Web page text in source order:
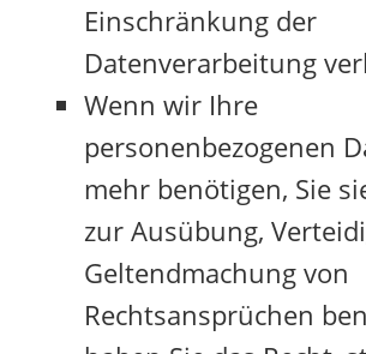
Einschränkung der
Datenverarbeitung
Wenn wir Ihre
personenbezogenen
mehr benötigen, Sie
zur Ausübung,
Geltendmachung von
Rechtsansprüchen